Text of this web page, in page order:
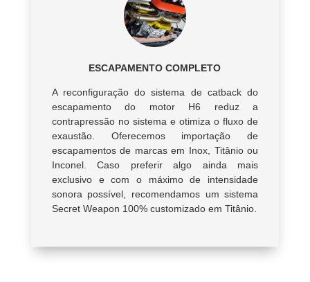
ESCAPAMENTO COMPLETO
A reconfiguração do sistema de catback do
escapamento do motor H6 reduz a
contrapressão no sistema e otimiza o fluxo de
exaustão. Oferecemos importação de
escapamentos de marcas em Inox, Titânio ou
Inconel. Caso preferir algo ainda mais
exclusivo e com o máximo de intensidade
sonora possível, recomendamos um sistema
Secret Weapon 100% customizado em Titânio.